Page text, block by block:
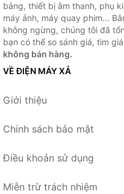
bảng, thiết bị âm thanh, phụ
máy ảnh, máy quay phim...
không ngừng, chúng tôi đã
bạn có thể so sánh giá, tìm
không bán hàng.
VỀ ĐIỆN MÁY XẢ
Giới thiệu
Chính sách bảo mật
Điều khoản sử dụng
Miễn trừ trách nhiệm